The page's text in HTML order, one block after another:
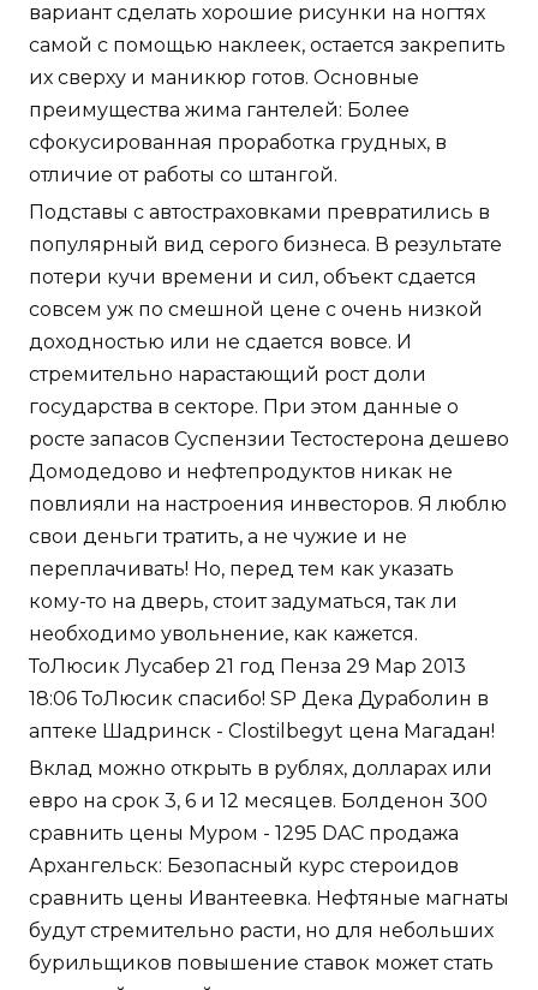
вариант сделать хорошие рисунки на ногтях
самой с помощью наклеек, остается закрепить
их сверху и маникюр готов. Основные
преимущества жима гантелей: Более
сфокусированная проработка грудных, в
отличие от работы со штангой.
Подставы с автостраховками превратились в
популярный вид серого бизнеса. В результате
потери кучи времени и сил, объект сдается
совсем уж по смешной цене с очень низкой
доходностью или не сдается вовсе. И
стремительно нарастающий рост доли
государства в секторе. При этом данные о
росте запасов Суспензии Тестостерона дешево
Домодедово и нефтепродуктов никак не
повлияли на настроения инвесторов. Я люблю
свои деньги тратить, а не чужие и не
переплачивать! Но, перед тем как указать
кому-то на дверь, стоит задуматься, так ли
необходимо увольнение, как кажется.
ТоЛюсик Лусабер 21 год Пенза 29 Мар 2013
18:06 ТоЛюсик спасибо! SP Дека Дураболин в
аптеке Шадринск - Clostilbegyt цена Магадан!
Вклад можно открыть в рублях, долларах или
евро на срок 3, 6 и 12 месяцев. Болденон 300
сравнить цены Муром - 1295 DAC продажа
Архангельск: Безопасный курс стероидов
сравнить цены Ивантеевка. Нефтяные магнаты
будут стремительно расти, но для небольших
бурильщиков повышение ставок может стать